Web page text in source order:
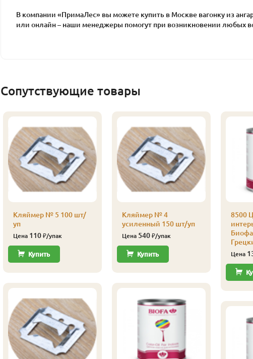
В компании «ПримаЛес» вы можете купить в Москве вагонку из
или онлайн – наши менеджеры помогут при возникновении любых
Сопутствующие товары
Кляймер № 5 100 шт/
уп
Цена 110₽/упак
Купить
Кляймер № 4
усиленный 150 шт/уп
Цена 540₽/упак
Купить
8500
Цена